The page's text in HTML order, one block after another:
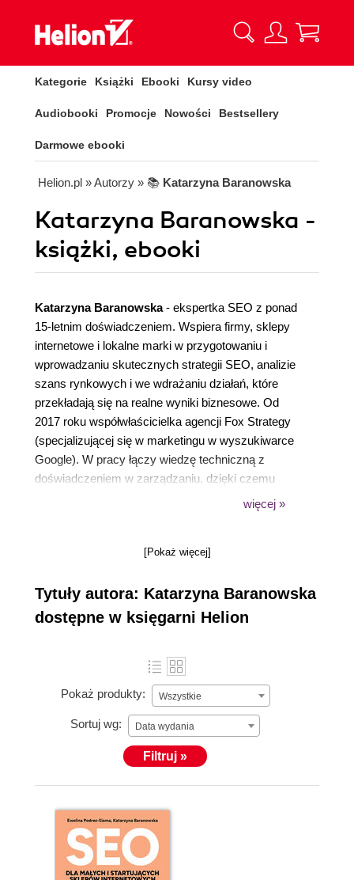
Kategorie Książki Ebooki Kursy video
Audiobooki Promocje Nowości Bestsellery
Darmowe ebooki
Helion.pl » Autorzy » 📚 Katarzyna Baranowska
Katarzyna Baranowska -
książki, ebooki
Katarzyna Baranowska- ekspertka SEO z ponad
15-letnim doświadczeniem. Wspiera firmy, sklepy
internetowe i lokalne marki w przygotowaniu i
wprowadzaniu skutecznych strategii SEO, analizie
szans rynkowych i we wdrażaniu działań, które
przekładają się na realne wyniki biznesowe. Od
2017 roku współwłaścicielka agencji Fox Strategy
(specjalizującej się w marketingu w wyszukiwarce
Google). W pracy łączy wiedzę techniczną z
doświadczeniem w zarządzaniu, dzięki czemu
patrzy na projekty z perspektywy celów, budżetów i
decyzji marketingowych. Uczy, jak strategicznie
podczas szkoleń, webinarów i wystąpień na
konferencjach, a także w ramach zajęć na
Uniwersytecie Wrocławskim, gdzie prowadzi kurs
wyszukiwania. Ukończyła dziennikarstwo i
komunikację społeczną, marketing polityczny,
zarządzanie małymi i średnimi przedsiębiorstwami,
psychologię sprzedaży. Dzięki połączeniu
wykształcenia z praktycznym doświadczeniem
projektowym potrafi spojrzeć na działania SEO
przez pryzmat komunikacji, biznesu i psychologii —
rynkowych, w których codziennie funkcjonują jej
klienci.
więcej »
[Pokaż więcej]
Tytuły autora: Katarzyna Baranowska
dostępne w księgarni Helion
Pokaż produkty: Wszystkie
Sortuj wg: Data wydania
Filtruj »